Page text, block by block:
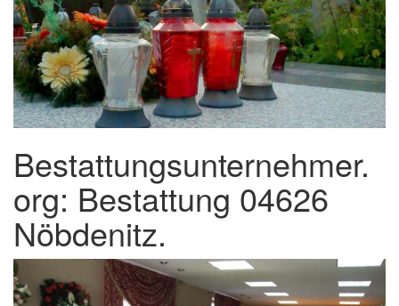
Bestattungsunternehmer.
org: Bestattung 04626
Nöbdenitz.